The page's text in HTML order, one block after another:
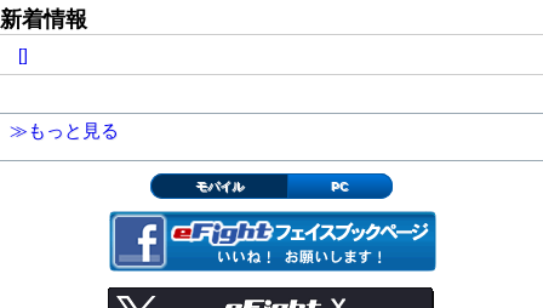
新着情報
[]
≫もっと見る
モバイル PC